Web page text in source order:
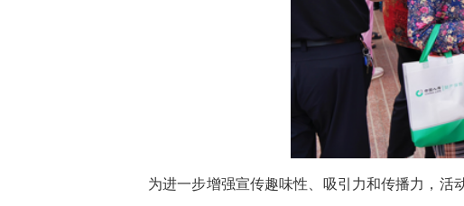
为进一步增强宣传趣味性、吸引力和传播力，活